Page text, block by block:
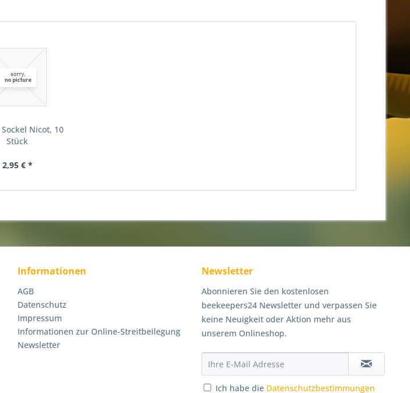
Nicot, 10
Stück
2,95 € *
Informationen
AGB
Datenschutz
Impressum
Informationen zur Online-Streitbeilegung
Newsletter
Newsletter
Abonnieren Sie den kostenlosen
beekeepers24 Newsletter und verpassen Sie
keine Neuigkeit oder Aktion mehr aus
unserem Onlineshop.
Ich habe die Datenschutzbestimmungen